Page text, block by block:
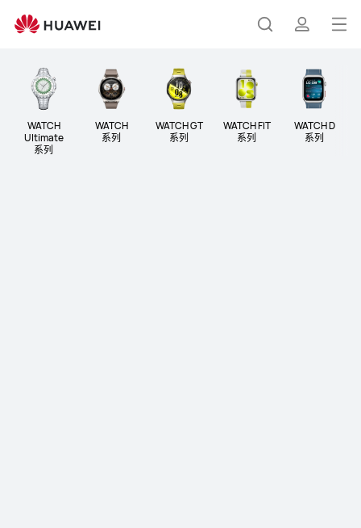
索
介
打
单
WATCH
Ultimate
系列
WATCH
系列
WATCH GT
系列
WATCH FIT
系列
WATCH D
系列